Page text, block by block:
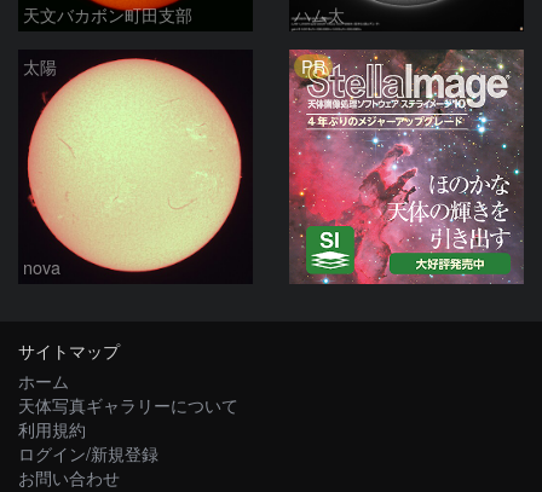
天文バカボン町田支部 ハム太
太陽
nova
PR
サイトマップ
ホーム
天体写真ギャラリーについて
利用規約
ログイン/新規登録
お問い合わせ